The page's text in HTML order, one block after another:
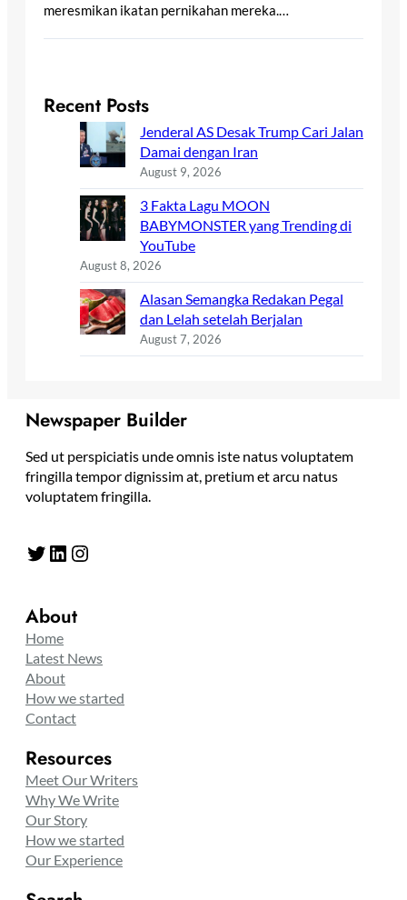
meresmikan ikatan pernikahan mereka.…
Recent Posts
Jenderal AS Desak Trump Cari Jalan
Damai dengan Iran
August 9, 2026
3 Fakta Lagu MOON
BABYMONSTER yang Trending di
YouTube
August 8, 2026
Alasan Semangka Redakan Pegal
dan Lelah setelah Berjalan
August 7, 2026
Newspaper Builder
Sed ut perspiciatis unde omnis iste natus voluptatem
fringilla tempor dignissim at, pretium et arcu natus
voluptatem fringilla.
Twitter LinkedIn Instagram
About
Home
Latest News
About
How we started
Contact
Resources
Meet Our Writers
Why We Write
Our Story
How we started
Our Experience